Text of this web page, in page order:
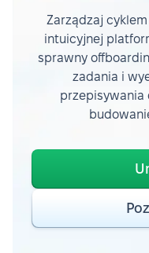
Zarządzaj
intuicyjnej
sprawny
zadania i
przepisywania